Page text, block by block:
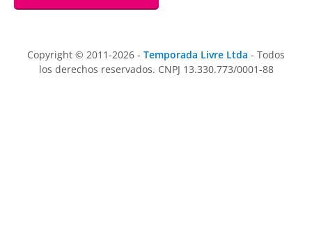
Copyright © 2011-2026 - Temporada Livre Ltda - Todos
los derechos reservados. CNPJ 13.330.773/0001-88